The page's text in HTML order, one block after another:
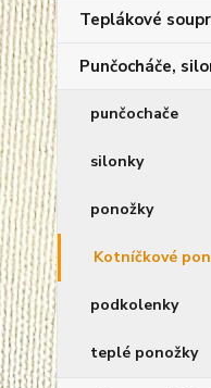
Teplákové
Punčocháče,
punčochače
silonky
ponožky
Kotníčkové
podkolenky
teplé ponožky